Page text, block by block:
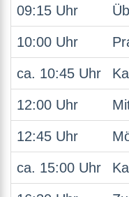
09:15 Uhr
10:00 Uhr
ca. 10:45 Uhr
12:00 Uhr
12:45 Uhr
ca. 15:00 Uhr